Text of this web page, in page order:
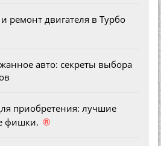
ремонт двигателя в Турбо
авто: секреты выбора
приобретения: лучшие
фишки. ®